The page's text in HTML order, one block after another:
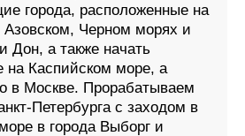
города, расположенные на
Азовском, Черном морях и
Дон, а также начать
на Каспийском море, а
в Москве. Прорабатываем
Петербурга с заходом в
в города Выборг и